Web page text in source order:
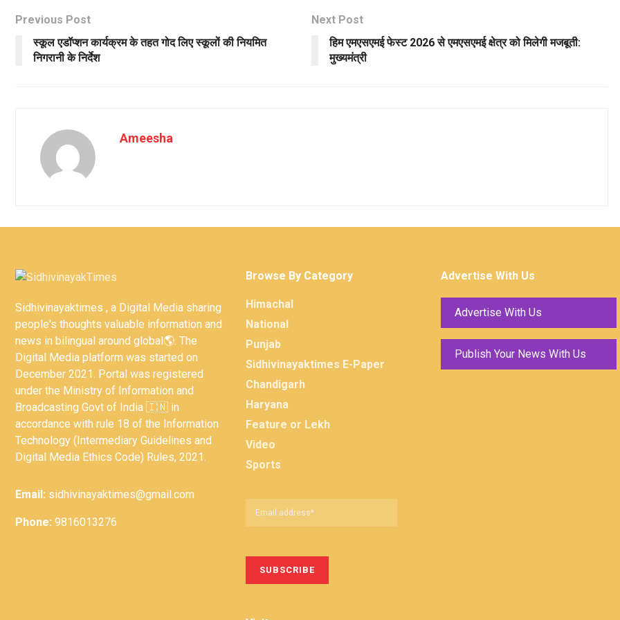
Previous Post
स्कूल एडॉप्शन कार्यक्रम के तहत गोद लिए स्कूलों की नियमित
निगरानी के निर्देश
Next Post
हिम एमएसएमई फेस्ट 2026 से एमएसएमई क्षेत्र को मिलेगी मजबूती:
मुख्यमंत्री
Ameesha
Sidhivinayaktimes , a Digital Media sharing
people's thoughts valuable information and
news in bilingual around global🌎. The
Digital Media platform was started on
December 2021. Portal was registered
under the Ministry of Information and
Broadcasting Govt of India 🇮🇳 in
accordance with rule 18 of the Information
Technology (Intermediary Guidelines and
Digital Media Ethics Code) Rules, 2021.
Email: sidhivinayaktimes@gmail.com
Phone: 9816013276
Browse By Category
Himachal
National
Punjab
Sidhivinayaktimes E-Paper
Chandigarh
Haryana
Feature or Lekh
Video
Sports
Advertise With Us
Advertise With Us
Publish Your News With Us